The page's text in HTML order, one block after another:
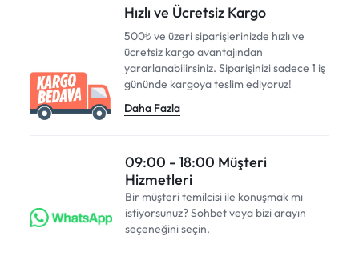
Hızlı ve Ücretsiz Kargo
500₺ ve üzeri siparişlerinizde hızlı ve
ücretsiz kargo avantajından
yararlanabilirsiniz. Siparişinizi sadece 1 iş
gününde kargoya teslim ediyoruz!
Daha Fazla
09:00 - 18:00 Müşteri
Hizmetleri
Bir müşteri temilcisi ile konuşmak mı
istiyorsunuz? Sohbet veya bizi arayın
seçeneğini seçin.